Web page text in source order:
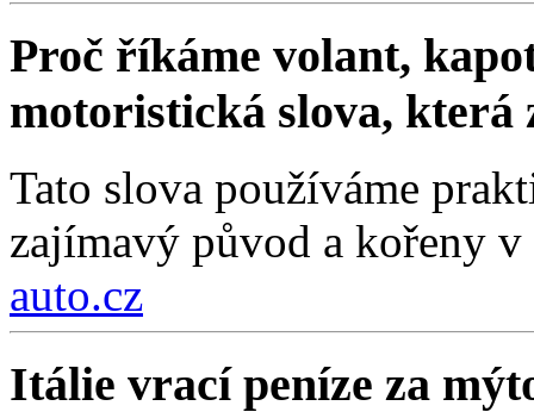
Proč říkáme volant,
motoristická slova, která
Tato slova používáme
zajímavý původ a kořeny
auto.cz
Itálie vrací peníze za